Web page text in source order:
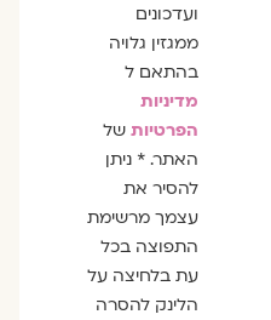
ועדכונים
ממגזין גלויה
בהתאם ל
מדיניות
הפרטיותשל
האתר. * ניתן
להסיר את
עצמך מרשימת
התפוצה בכל
עת בלחיצה על
הלינק להסרה